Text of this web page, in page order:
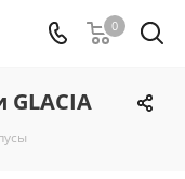
0
GLACIA